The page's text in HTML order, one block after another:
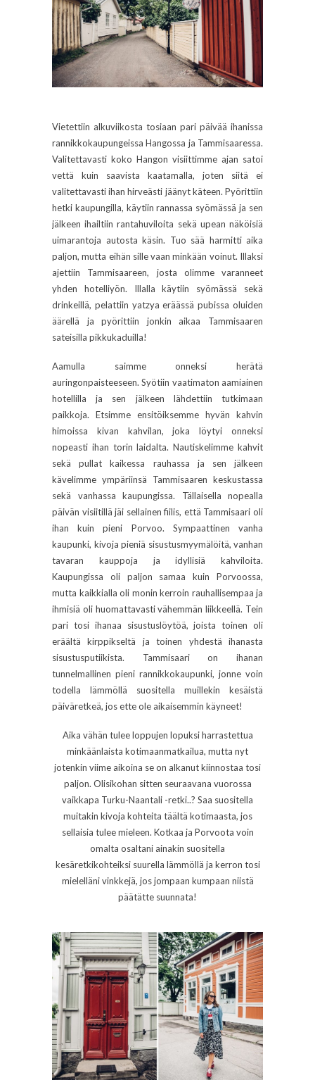
Vietettiin alkuviikosta tosiaan pari päivää ihanissa
rannikkokaupungeissa Hangossa ja Tammisaaressa.
Valitettavasti koko Hangon visiittimme ajan satoi
vettä kuin saavista kaatamalla, joten siitä ei
valitettavasti ihan hirveästi jäänyt käteen. Pyörittiin
hetki kaupungilla, käytiin rannassa syömässä ja sen
jälkeen ihailtiin rantahuviloita sekä upean näköisiä
uimarantoja autosta käsin. Tuo sää harmitti aika
paljon, mutta eihän sille vaan minkään voinut. Illaksi
ajettiin Tammisaareen, josta olimme varanneet
yhden hotelliyön. Illalla käytiin syömässä sekä
drinkeillä, pelattiin yatzya eräässä pubissa oluiden
äärellä ja pyörittiin jonkin aikaa Tammisaaren
sateisilla pikkukaduilla!
Aamulla saimme onneksi herätä
auringonpaisteeseen. Syötiin vaatimaton aamiainen
hotellilla ja sen jälkeen lähdettiin tutkimaan
paikkoja. Etsimme ensitöiksemme hyvän kahvin
himoissa kivan kahvilan, joka löytyi onneksi
nopeasti ihan torin laidalta. Nautiskelimme kahvit
sekä pullat kaikessa rauhassa ja sen jälkeen
kävelimme ympäriinsä Tammisaaren keskustassa
sekä vanhassa kaupungissa. Tällaisella nopealla
päivän visiitillä jäi sellainen fiilis, että Tammisaari oli
ihan kuin pieni Porvoo. Sympaattinen vanha
kaupunki, kivoja pieniä sisustusmyymälöitä, vanhan
tavaran kauppoja ja idyllisiä kahviloita.
Kaupungissa oli paljon samaa kuin Porvoossa,
mutta kaikkialla oli monin kerroin rauhallisempaa ja
ihmisiä oli huomattavasti vähemmän liikkeellä. Tein
pari tosi ihanaa sisustuslöytöä, joista toinen oli
eräältä kirppikseltä ja toinen yhdestä ihanasta
sisustusputiikista. Tammisaari on ihanan
tunnelmallinen pieni rannikkokaupunki, jonne voin
todella lämmöllä suositella muillekin kesäistä
päiväretkeä, jos ette ole aikaisemmin käyneet!
Aika vähän tulee loppujen lopuksi harrastettua
minkäänlaista kotimaanmatkailua, mutta nyt
jotenkin viime aikoina se on alkanut kiinnostaa tosi
paljon. Olisikohan sitten seuraavana vuorossa
vaikkapa Turku-Naantali -retki..? Saa suositella
muitakin kivoja kohteita täältä kotimaasta, jos
sellaisia tulee mieleen. Kotkaa ja Porvoota voin
omalta osaltani ainakin suositella
kesäretkikohteiksi suurella lämmöllä ja kerron tosi
mielelläni vinkkejä, jos jompaan kumpaan niistä
päätätte suunnata!